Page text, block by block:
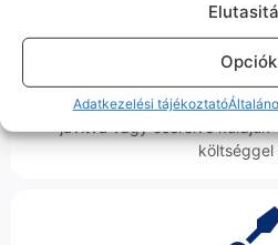
Opciók
Adatkezelési tájékoztató
Ingyenes
probléma esetén küldjük a futárt,
javítva vagy cserélve küldjük
költséggel